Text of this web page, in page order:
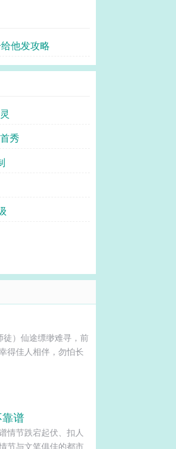
他发攻略
秀
徒）仙途缥缈难寻，前
得佳人相伴，勿怕长
谱
情节跌宕起伏、扣人
节与文笔俱佳的都市